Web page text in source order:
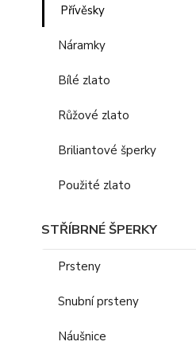
Přívěsky
Náramky
Bílé zlato
Růžové zlato
Briliantové šperky
Použité zlato
STŘÍBRNÉ ŠPERKY
Prsteny
Snubní prsteny
Náušnice